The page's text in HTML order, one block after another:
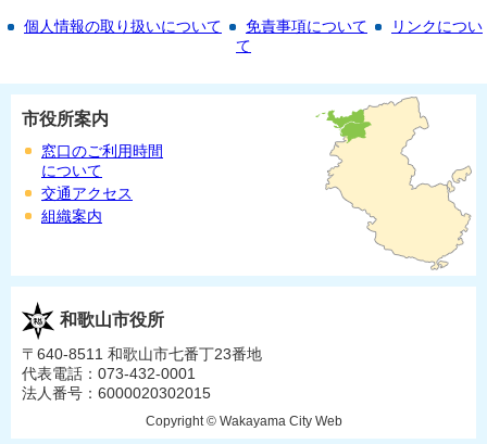
個人情報の取り扱いについて 免責事項について
リンクについ
て
市役所案内
窓口のご利用時間
について
交通アクセス
組織案内
和歌山市役所
〒640-8511 和歌山市七番丁23番地
代表電話：073-432-0001
法人番号：6000020302015
Copyright © Wakayama City Web